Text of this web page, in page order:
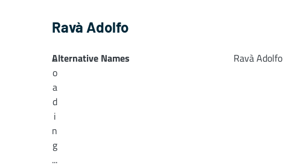
Ravà Adolfo
L
o
a
d
i
n
g
...
Alternative Names Ravà Adolfo